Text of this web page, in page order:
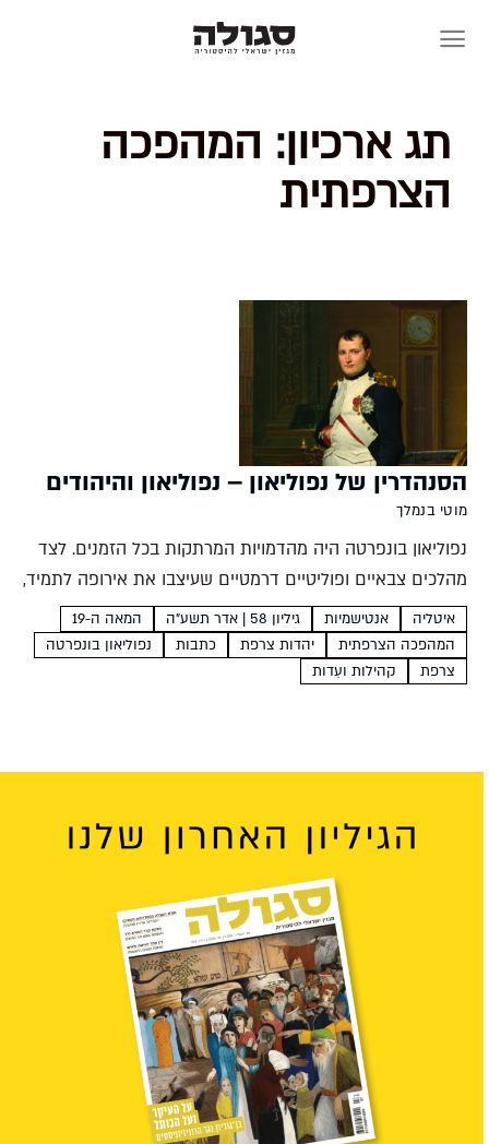
תג ארכיון: המהפכה
הצרפתית
הסנהדרין של נפוליאון – נפוליאון והיהודים
מוטי בנמלך
נפוליאון בונפרטה היה מהדמויות המרתקות בכל הזמנים. לצד
מהלכים צבאיים ופוליטיים דרמטיים שעיצבו את אירופה לתמיד,
ניסה המצביא הדגול שהכתיר עצמו לקיסר להגדיר מחדש את
מקומם של היהודים באימפריה החילונית שהקים. לשם כך
הקים מחדש...
איטליה אנטישמיות גיליון 58 | אדר תשע"ה
המאה ה-19
המהפכה הצרפתית
יהדות צרפת כתבות
נפוליאון בונפרטה
צרפת
קהילות ועֵדות